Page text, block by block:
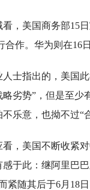
看，美国商务部15
合作。华为则在16
士指出的，美国
劣势”，但是至少
乐意，也拗不过“
，美国不断收紧
于此：继阿里巴
紧随其后于6月18